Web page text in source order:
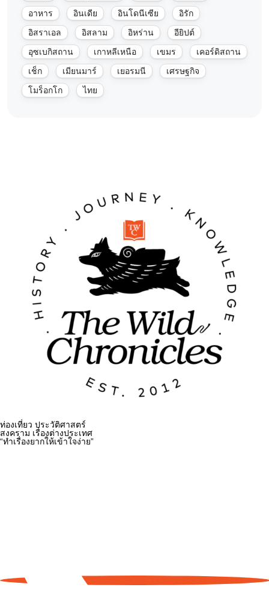
อาหาร
อินเดีย อินโดนีเซีย
อิรัก
อิสราเอล
อิสลาม อิหร่าน
อียิปต์
อุซเบกิสถาน
เกาหลีเหนือ เขมร
เคอร์ดิสถาน
เช็ก
เมียนมาร์ เยอรมนี
เศรษฐกิจ
โมร็อกโก
ไทย
ท่องเที่ยว ประวัติศาสตร์
สงคราม เรื่องต่างประเทศ
“ทำเรื่องยากให้เข้าใจง่าย”